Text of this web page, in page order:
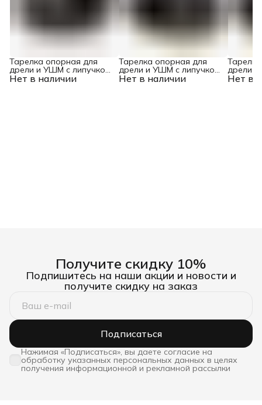
Нет в наличии
Тарелка опорная для
дрели и УШМ с липучкой,
150 мм, твердая, с Нет в наличии
Тарелка опорная для
дрели и УШМ с липучкой,
125 мм, твердая, с Нет в
дрели
115 мм,
Получите скидку 10%
Подпишитесь на наши акции и новости и
получите скидку на заказ
Подписаться
Нажимая «Подписаться», вы даете согласие на
обработку указанных персональных данных в целях
получения информационной и рекламной рассылки